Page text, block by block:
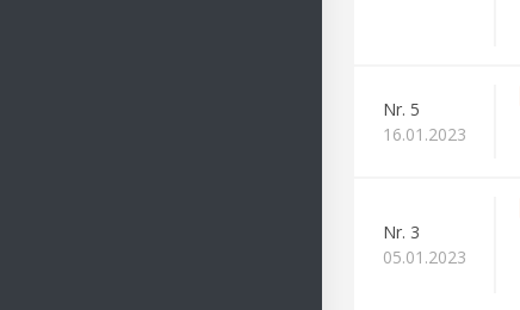
Nr. 5
16.01.2023
Nr. 3
05.01.2023